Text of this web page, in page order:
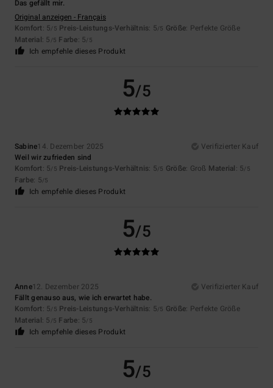
Das gefällt mir.
Original anzeigen - Français
Komfort: 5/5 Preis-Leistungs-Verhältnis: 5/5 Größe: Perfekte Größe
Material: 5 /5 Farbe: 5/5
Ich empfehle dieses Produkt
5/5
Sabine14. Dezember 2025
Verifizierter Kauf
Weil wir zufrieden sind
Komfort: 5/5 Preis-Leistungs-Verhältnis: 5/5 Größe: Groß Material: 5/5
Farbe: 5/5
Ich empfehle dieses Produkt
5/5
Anne12. Dezember 2025
Verifizierter Kauf
Fällt genauso aus, wie ich erwartet habe.
Komfort: 5/5 Preis-Leistungs-Verhältnis: 5/5 Größe: Perfekte Größe
Material: 5 /5 Farbe: 5/5
Ich empfehle dieses Produkt
5/5